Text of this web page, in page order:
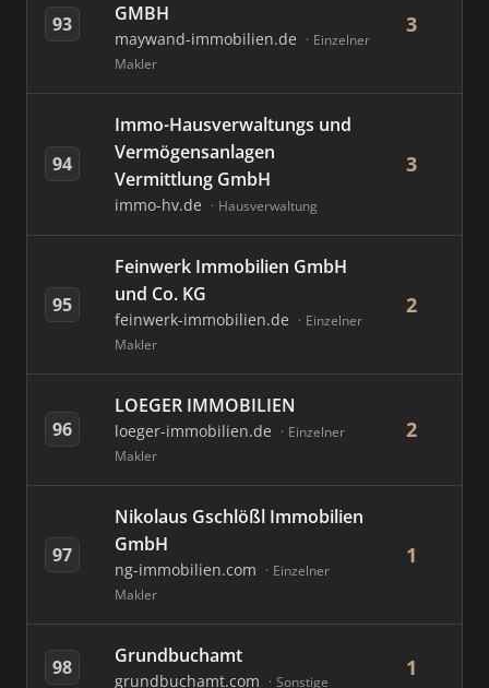
93
GMBH
maywand-immobilien.de
Einzelner
Makler
3
94
Immo-Hausverwaltungs und
Vermögensanlagen
Vermittlung GmbH
immo-hv.de Hausverwaltung
3
95
Feinwerk Immobilien GmbH
und Co. KG
feinwerk-immobilien.de
Einzelner
Makler
2
96
LOEGER IMMOBILIEN
loeger-immobilien.de
Einzelner
Makler
2
97
Nikolaus Gschlößl Immobilien
GmbH
ng-immobilien.com
Einzelner
Makler
1
98 Grundbuchamt
grundbuchamt.com Sonstige
1